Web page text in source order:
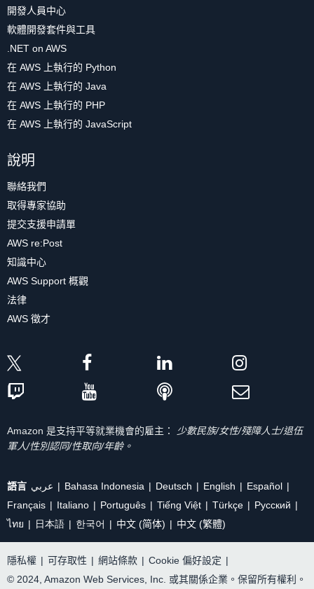
開發人員中心
軟體開發套件與工具
.NET on AWS
在 AWS 上執行的 Python
在 AWS 上執行的 Java
在 AWS 上執行的 PHP
在 AWS 上執行的 JavaScript
說明
聯絡我們
取得專家協助
提交支援申請單
AWS re:Post
知識中心
AWS Support 概觀
法律
AWS 徵才
Amazon 是支持平等就業機會的雇主：
少數民族/女性/殘障人士/退伍
軍人/性別認同/性取向/年齡。
語言 عربي Bahasa Indonesia Deutsch English
Español
Français
Italiano Português Tiếng Việt Türkçe
Ρусский
ไทย
日本語 한국어 中文 (简体) 中文 (繁體)
隱私權 | 可存取性 | 網站條款 | Cookie 偏好設定 |
© 2024, Amazon Web Services, Inc. 或其關係企業。保留所有權利。